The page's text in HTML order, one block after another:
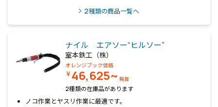
2種類の商品一覧へ
ナイル エアソー“ヒルソー”
室本鉄工（株）
オレンジブック価格
￥46,625~ 税抜
2種類の在庫品があります
ノコ作業とヤスリ作業に最適です。